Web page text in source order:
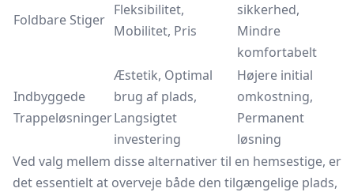
Foldbare Stiger
Fleksibilitet,
Mobilitet, Pris
sikkerhed,
Mindre
komfortabelt
Indbyggede
Trappeløsninger
Æstetik, Optimal
brug af plads,
Langsigtet
investering
Højere initial
omkostning,
Permanent
løsning
Ved valg mellem disse alternativer til en hemsestige, er
det essentielt at overveje både den tilgængelige plads,